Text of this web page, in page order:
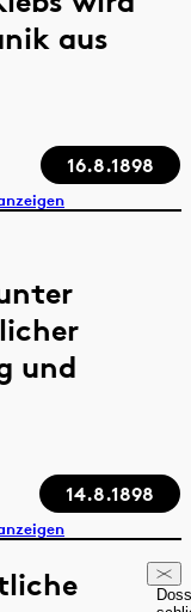
aus
16.8.1898
und
14.8.1898